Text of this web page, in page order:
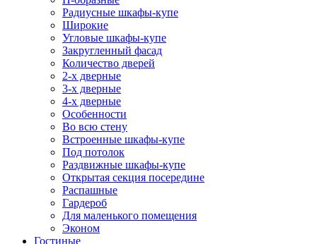
Радиусные шкафы-купе
Широкие
Угловые шкафы-купе
Закругленный фасад
Количество дверей
2-х дверные
3-х дверные
4-х дверные
Особенности
Во всю стену
Встроенные шкафы-купе
Под потолок
Раздвижные шкафы-купе
Открытая секция посередине
Распашные
Гардероб
Для маленького помещения
Эконом
Гостиные